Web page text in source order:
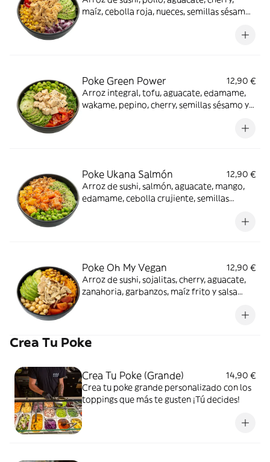
maíz, cebolla roja, nueces, semillas sésamo
Poke Green Power
12,90 €
Arroz integral, tofu, aguacate, edamame,
wakame, pepino, cherry, semillas sésamo y
Poke Ukana Salmón
12,90 €
Arroz de sushi, salmón, aguacate, mango,
edamame, cebolla crujiente, semillas
Poke Oh My Vegan
12,90 €
Arroz de sushi, sojalitas, cherry, aguacate,
zanahoria, garbanzos, maíz frito y salsa
Crea Tu Poke
Crea Tu Poke (Grande)
14,90 €
Crea tu poke grande personalizado con los
toppings que más te gusten ¡Tú decides!